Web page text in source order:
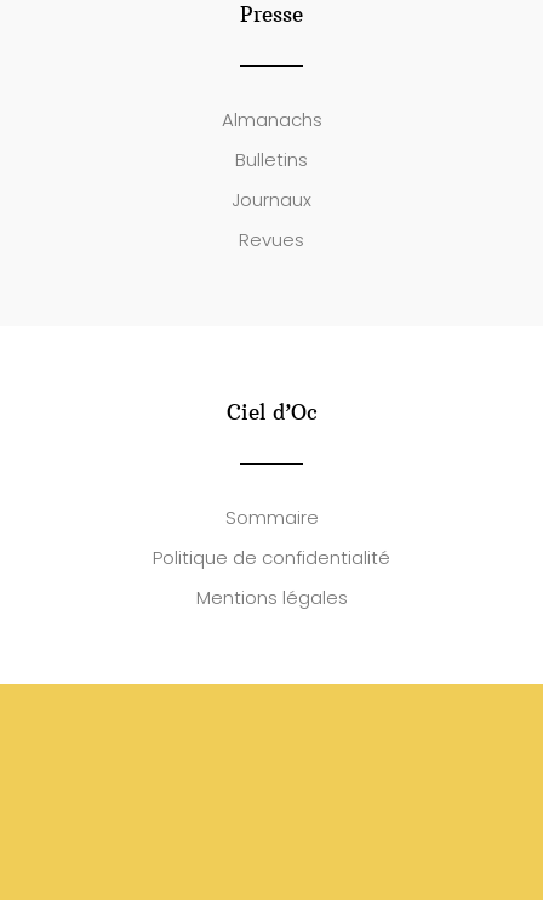
Presse
Almanachs
Bulletins
Journaux
Revues
Ciel d’Oc
Sommaire
Politique de confidentialité
Mentions légales